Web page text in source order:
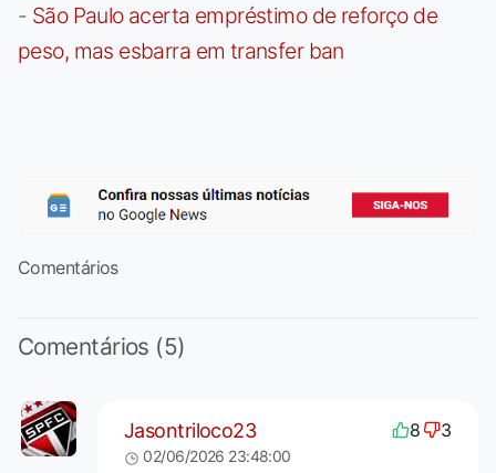
- São Paulo acerta empréstimo de reforço de
peso, mas esbarra em transfer ban
Comentários
Comentários (5)
Jasontriloco23 8 3
02/06/2026 23:48:00